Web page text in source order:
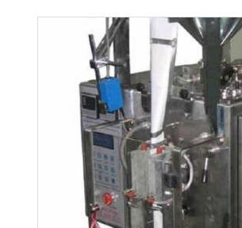
АВТОМАТ ФАСОВОЧНО-
60AVLZ (STIK)
349 855RUB
Автомат, осуществляющий
фасовку/упаковку жидких и хорошо
продуктов, жидкостной дозатор.
расфасовки порционных...
ПОДРОБНЕЕ
Добавить